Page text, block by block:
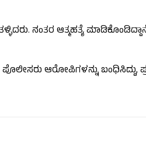
ನಂತರ ಆತ್ಮಹತ್ಯೆ
ಆರೋಪಿಗಳನ್ನು ಬಂಧಿಸಿದ್ದು,